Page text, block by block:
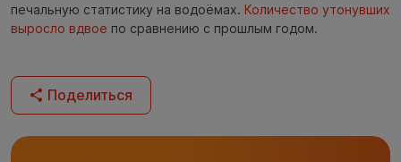
печальную статистику на водоёмах. Количество утонувших
выросло вдвое по сравнению с прошлым годом.
Поделиться